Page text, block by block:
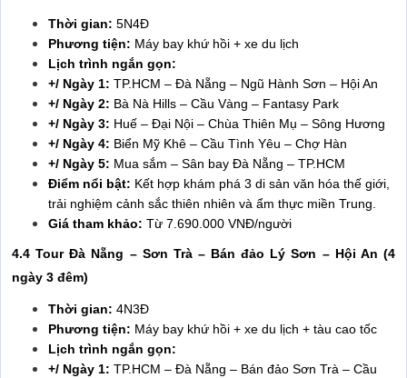
Thời gian: 5N4Đ
Phương tiện: Máy bay khứ hồi + xe du lịch
Lịch trình ngắn gọn:
+/ Ngày 1: TP.HCM – Đà Nẵng – Ngũ Hành Sơn – Hội An
+/ Ngày 2: Bà Nà Hills – Cầu Vàng – Fantasy Park
+/ Ngày 3: Huế – Đại Nội – Chùa Thiên Mụ – Sông Hương
+/ Ngày 4: Biển Mỹ Khê – Cầu Tình Yêu – Chợ Hàn
+/ Ngày 5: Mua sắm – Sân bay Đà Nẵng – TP.HCM
Điểm nổi bật: Kết hợp khám phá 3 di sản văn hóa thế giới,
trải nghiệm cảnh sắc thiên nhiên và ẩm thực miền Trung.
Giá tham khảo: Từ 7.690.000 VNĐ/người
4.4 Tour Đà Nẵng – Sơn Trà – Bán đảo Lý Sơn – Hội An (4
ngày 3 đêm)
Thời gian: 4N3Đ
Phương tiện: Máy bay khứ hồi + xe du lịch + tàu cao tốc
Lịch trình ngắn gọn:
+/ Ngày 1: TP.HCM – Đà Nẵng – Bán đảo Sơn Trà – Cầu